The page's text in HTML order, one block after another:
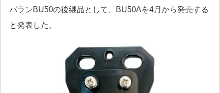
バランBU50の後継品として、BU50Aを4月から発売する
と発表した。